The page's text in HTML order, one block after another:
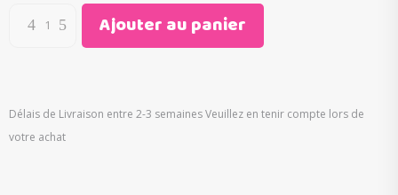
Ajouter au panier
Délais de Livraison entre 2-3 semaines Veuillez en tenir compte lors de
votre achat